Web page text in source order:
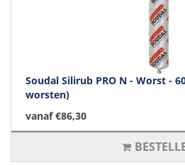
Soudal Silirub PRO N - Worst -
worsten)
vanaf €86,30